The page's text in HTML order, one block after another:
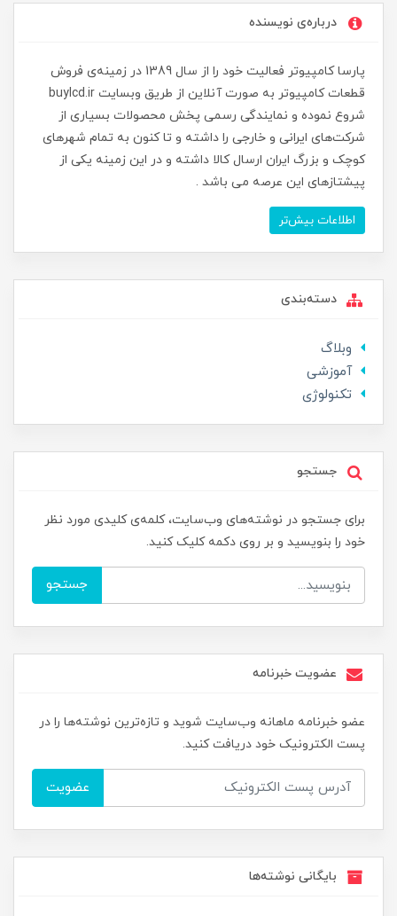
درباره‌ی نویسنده
پارسا کامپیوتر فعالیت خود را از سال 1389 در زمینه‌ی فروش
قطعات کامپیوتر به صورت آنلاین از طریق وبسایت buylcd.ir
شروع نموده و نمایندگی رسمی پخش محصولات بسیاری از
شرکت‌های ایرانی و خارجی را داشته و تا کنون به تمام شهرهای
کوچک و بزرگ ایران ارسال کالا داشته و در این زمینه یکی از
پیشتازهای این عرصه می باشد .
اطلاعات بیش‌تر
دسته‌بندی
وبلاگ
آموزشی
تکنولوژی
جستجو
برای جستجو در نوشته‌های وب‌سایت، کلمه‌ی کلیدی مورد نظر
خود را بنویسید و بر روی دکمه کلیک کنید.
جستجو
عضویت خبرنامه
عضو خبرنامه ماهانه وب‌سایت شوید و تازه‌ترین نوشته‌ها را در
پست الکترونیک خود دریافت کنید.
عضویت
بایگانی نوشته‌ها